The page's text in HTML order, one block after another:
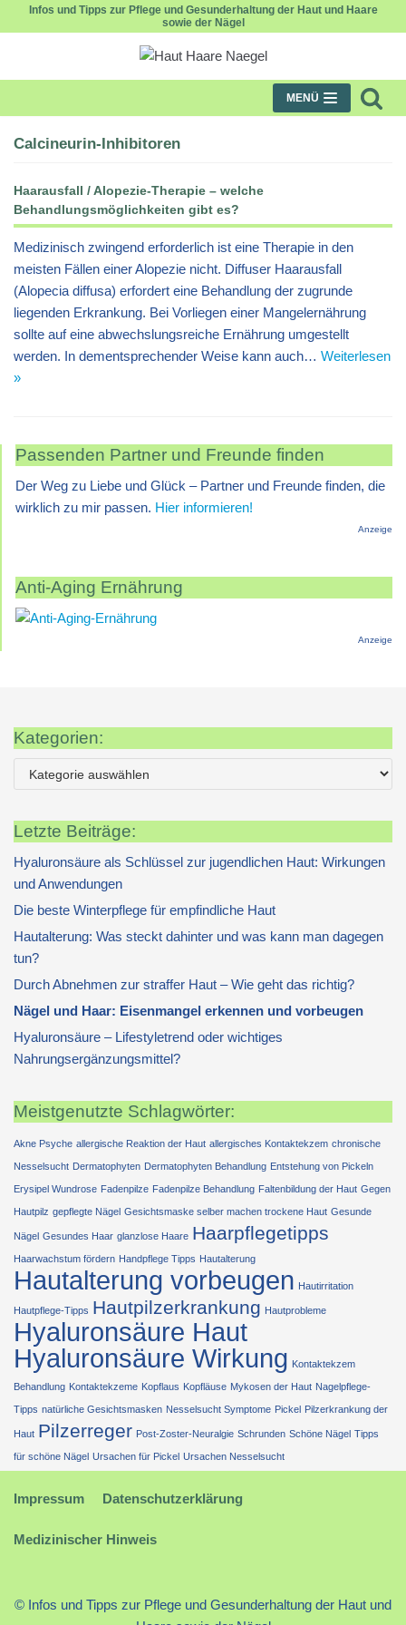
Infos und Tipps zur Pflege und Gesunderhaltung der Haut und Haare
sowie der Nägel
MENÜ
Calcineurin-Inhibitoren
Haarausfall / Alopezie-Therapie – welche
Behandlungsmöglichkeiten gibt es?
Medizinisch zwingend erforderlich ist eine Therapie in den
meisten Fällen einer Alopezie nicht. Diffuser Haarausfall
(Alopecia diffusa) erfordert eine Behandlung der zugrunde
liegenden Erkrankung. Bei Vorliegen einer Mangelernährung
sollte auf eine abwechslungsreiche Ernährung umgestellt
werden. In dementsprechender Weise kann auch… Weiterlesen
»
Passenden Partner und Freunde finden
Der Weg zu Liebe und Glück – Partner und Freunde finden, die
wirklich zu mir passen. Hier informieren!
Anzeige
Anti-Aging Ernährung
Anzeige
Kategorien:
Letzte Beiträge:
Hyaluronsäure als Schlüssel zur jugendlichen Haut: Wirkungen
und Anwendungen
Die beste Winterpflege für empfindliche Haut
Hautalterung: Was steckt dahinter und was kann man dagegen
tun?
Durch Abnehmen zur straffer Haut – Wie geht das richtig?
Nägel und Haar: Eisenmangel erkennen und vorbeugen
Hyaluronsäure – Lifestyletrend oder wichtiges
Nahrungsergänzungsmittel?
Meistgenutzte Schlagwörter:
Akne Psyche allergische Reaktion der Haut allergisches Kontaktekzem chronische
Nesselsucht Dermatophyten Dermatophyten Behandlung Entstehung von Pickeln
Erysipel Wundrose Fadenpilze Fadenpilze Behandlung Faltenbildung der Haut Gegen
Hautpilz gepflegte Nägel Gesichtsmaske selber machen trockene Haut Gesunde
Nägel Gesundes Haar glanzlose Haare Haarpflegetipps
Haarwachstum fördern Handpflege Tipps Hautalterung
Hautalterung vorbeugen Hautirritation
Hautpflege-Tipps Hautpilzerkrankung Hautprobleme
Hyaluronsäure Haut
Hyaluronsäure Wirkung Kontaktekzem
Behandlung Kontaktekzeme Kopflaus Kopfläuse Mykosen der Haut Nagelpflege-
Tipps natürliche Gesichtsmasken Nesselsucht Symptome Pickel Pilzerkrankung der
Haut Pilzerreger Post-Zoster-Neuralgie Schrunden Schöne Nägel Tipps
für schöne Nägel Ursachen für Pickel Ursachen Nesselsucht
Impressum Datenschutzerklärung
Medizinischer Hinweis
© Infos und Tipps zur Pflege und Gesunderhaltung der Haut und